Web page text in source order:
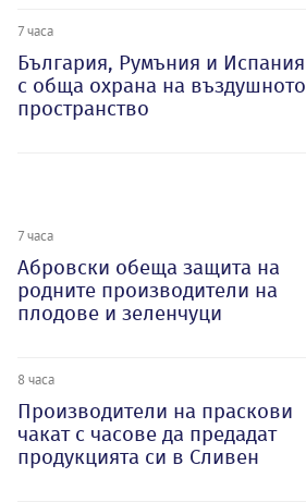
7 часа
България, Румъния и Испания
с обща охрана на въздушното
пространство
7 часа
Абровски обеща защита на
родните производители на
плодове и зеленчуци
8 часа
Производители на праскови
чакат с часове да предадат
продукцията си в Сливен